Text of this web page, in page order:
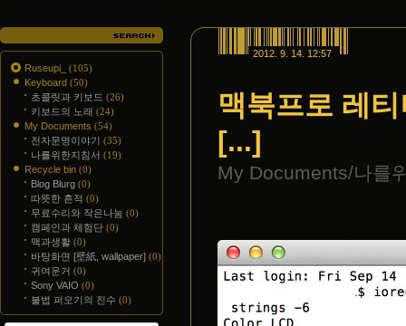
2012. 9. 14. 12:57
맥북프로 레
[...]
My Documents/나를
Ruseupi_ (105)
Keyboard (50)
초콜릿과 키보드 (26)
키보드의 노래 (24)
My Documents (54)
전자문명이야기 (35)
나를위한지침서 (19)
Recycle bin (0)
Blog Blurg (0)
따뜻한 흔적 (0)
무료수리와 작은나눔 (0)
캠페인과 체험단 (0)
맥과생활 (0)
바탕화면 [壁紙, wallpaper] (0)
귀여운거 (0)
Sony VAIO (0)
불법 퍼오기의 진수 (0)